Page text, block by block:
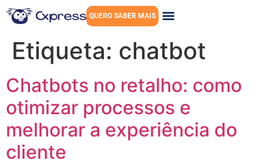
QUERO SABER MAIS
Etiqueta: chatbot
Chatbots no retalho: como
otimizar processos e
melhorar a experiência do
cliente